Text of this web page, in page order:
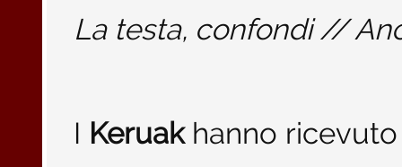
La testa, confondi //
I Keruakhanno